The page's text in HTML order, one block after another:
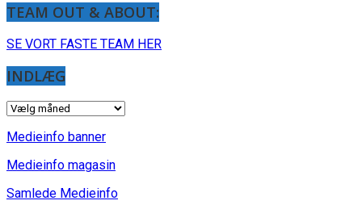
TEAM OUT & ABOUT:
SE VORT FASTE TEAM HER
INDLÆG
INDLÆG
Medieinfo banner
Medieinfo magasin
Samlede Medieinfo